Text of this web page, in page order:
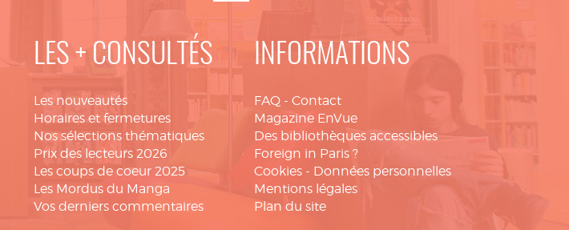
LES + CONSULTÉS
Les nouveautés
Horaires et fermetures
Nos sélections thématiques
Prix des lecteurs 2026
Les coups de coeur 2025
Les Mordus du Manga
Vos derniers commentaires
INFORMATIONS
FAQ - Contact
Magazine EnVue
Des bibliothèques accessibles
Foreign in Paris ?
Cookies - Données personnelles
Mentions légales
Plan du site